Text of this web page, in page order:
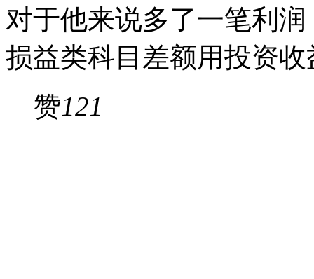
对于他来说多了一笔利
损益类科目差额用投资收
赞121